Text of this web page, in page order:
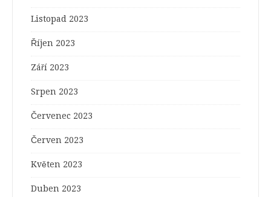
Listopad 2023
Říjen 2023
Září 2023
Srpen 2023
Červenec 2023
Červen 2023
Květen 2023
Duben 2023